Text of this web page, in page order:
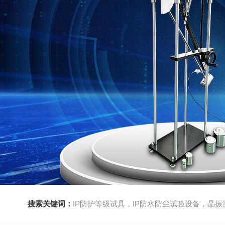
搜索关键词： IP防护等级试具，IP防水防尘试验设备，晶振